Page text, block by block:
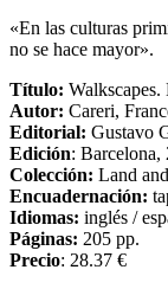
«En las culturas
no se hace mayor».
Título: Walkscapes.
Autor: Careri,
Editorial: Gustavo
Edición: Barcelona,
Colección: Land
Encuadernación:
Idiomas: inglés /
Páginas: 205 pp.
Precio: 28.37 €